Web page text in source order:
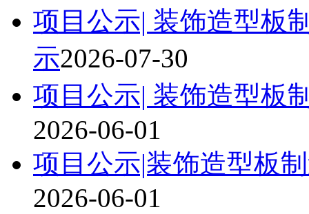
项目公示| 装饰造型板
示2026-07-30
项目公示| 装饰造型板
2026-06-01
项目公示|装饰造型板
2026-06-01